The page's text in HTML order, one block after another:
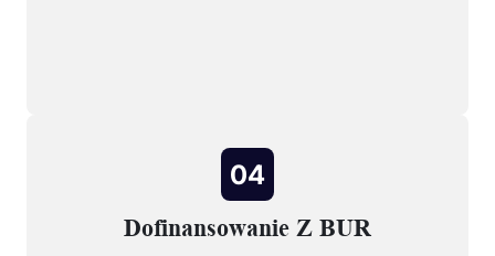
04
Dofinansowanie Z BUR